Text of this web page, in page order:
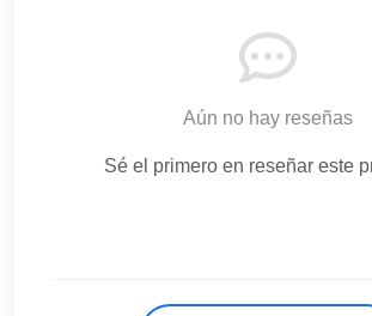
Aún no hay reseñas
Sé el primero en reseñar este